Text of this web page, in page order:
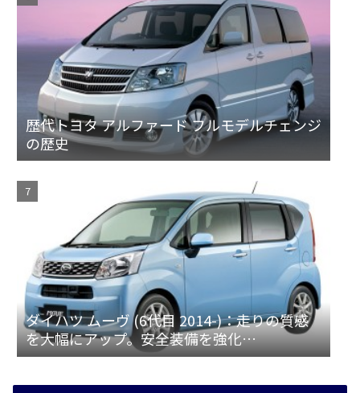
歴代トヨタ アルファード フルモデルチェンジ
の歴史
ダイハツ ムーヴ (6代目 2014-)：走りの質感
を大幅にアップ。安全装備を強化
[LA150/160S]